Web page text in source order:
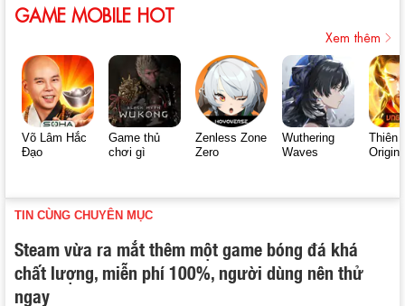
GAME MOBILE HOT
Xem thêm
Võ Lâm Hắc
Đạo
Game thủ
chơi gì
Zenless Zone
Zero
Wuthering
Waves
Thiên
Origin
TIN CÙNG CHUYÊN MỤC
Steam vừa ra mắt thêm một game bóng đá khá
chất lượng, miễn phí 100%, người dùng nên thử
ngay